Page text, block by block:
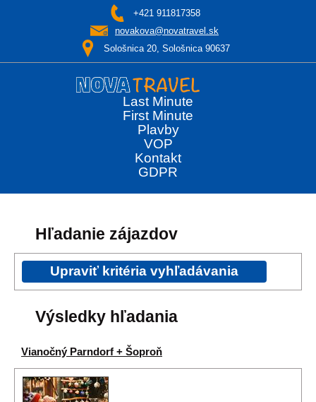
+421 911817358
novakova@novatravel.sk
Sološnica 20, Sološnica 90637
Last Minute
First Minute
Plavby
VOP
Kontakt
GDPR
Hľadanie zájazdov
Výsledky hľadania
Vianočný Parndorf + Šoproň